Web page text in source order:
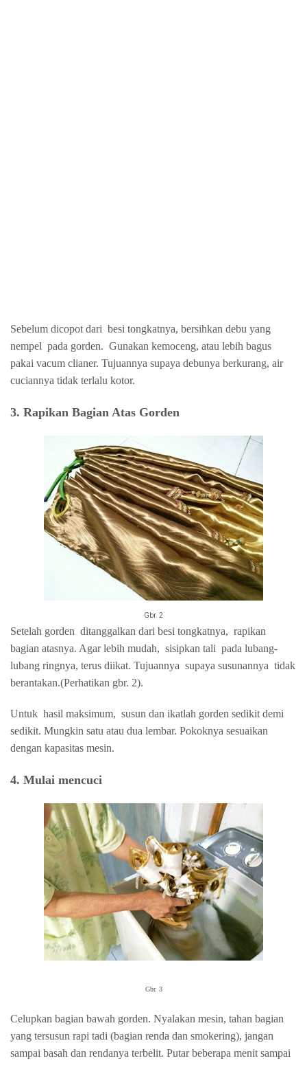
Sebelum dicopot dari besi tongkatnya, bersihkan debu yang
nempel pada gorden. Gunakan kemoceng, atau lebih bagus
pakai vacum clianer. Tujuannya supaya debunya berkurang, air
cuciannya tidak terlalu kotor.
3. Rapikan Bagian Atas Gorden
Gbr. 2
Setelah gorden ditanggalkan dari besi tongkatnya, rapikan
bagian atasnya. Agar lebih mudah, sisipkan tali pada lubang-
lubang ringnya, terus diikat. Tujuannya supaya susunannya tidak
berantakan.(Perhatikan gbr. 2).
Untuk hasil maksimum, susun dan ikatlah gorden sedikit demi
sedikit. Mungkin satu atau dua lembar. Pokoknya sesuaikan
dengan kapasitas mesin.
4. Mulai mencuci
Gbr. 3
Celupkan bagian bawah gorden. Nyalakan mesin, tahan bagian
yang tersusun rapi tadi (bagian renda dan smokering), jangan
sampai basah dan rendanya terbelit. Putar beberapa menit sampai